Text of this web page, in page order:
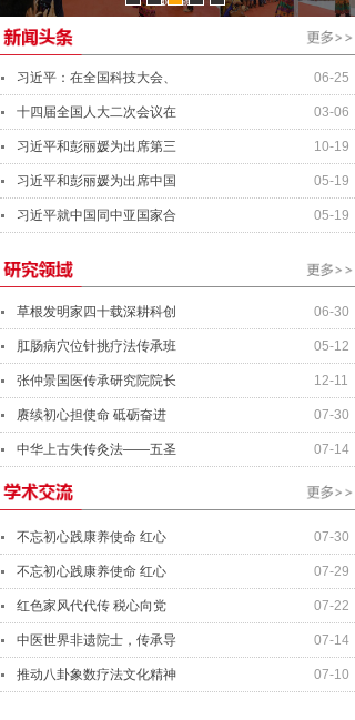
资产管理经理 总会计师
06-25
习近平：在全国科技大会、
03-06
十四届全国人大二次会议在
10-19
习近平和彭丽媛为出席第三
05-19
习近平和彭丽媛为出席中国
05-19
习近平就中国同中亚国家合
06-30
草根发明家四十载深耕科创
05-12
肛肠病穴位针挑疗法传承班
12-11
张仲景国医传承研究院院长
07-30
赓续初心担使命 砥砺奋进
07-14
中华上古失传灸法——五圣
07-30
不忘初心践康养使命 红心
07-29
不忘初心践康养使命 红心
07-22
红色家风代代传 税心向党
07-14
中医世界非遗院士，传承导
07-10
推动八卦象数疗法文化精神